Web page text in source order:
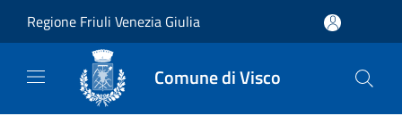
Regione Friuli Venezia Giulia
Comune di Visco